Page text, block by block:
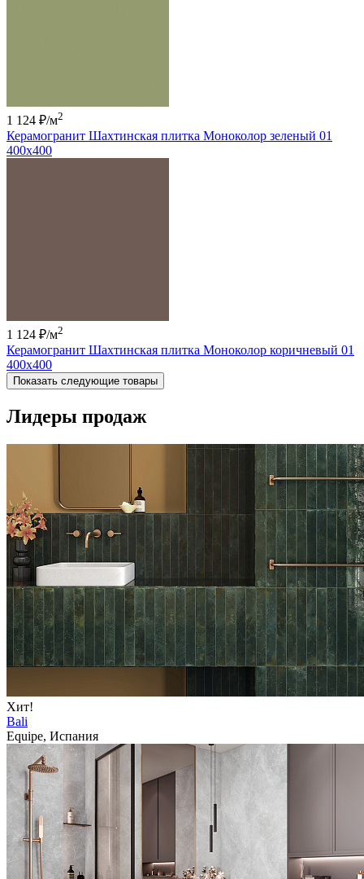
1 124 ₽/м2
Керамогранит Шахтинская плитка Моноколор зеленый 01
400х400
1 124 ₽/м2
Керамогранит Шахтинская плитка Моноколор коричневый 01
400х400
Показать следующие товары
Лидеры продаж
Хит!
Bali
Equipe, Испания